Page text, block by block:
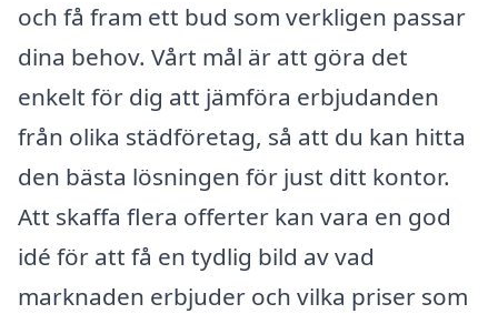
och få fram ett bud som verkligen passar
dina behov. Vårt mål är att göra det
enkelt för dig att jämföra erbjudanden
från olika städföretag, så att du kan hitta
den bästa lösningen för just ditt kontor.
Att skaffa flera offerter kan vara en god
idé för att få en tydlig bild av vad
marknaden erbjuder och vilka priser som